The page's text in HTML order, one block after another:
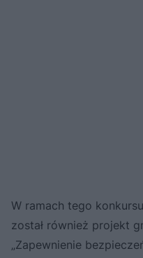
W ramach tego
został również projekt
„Zapewnienie